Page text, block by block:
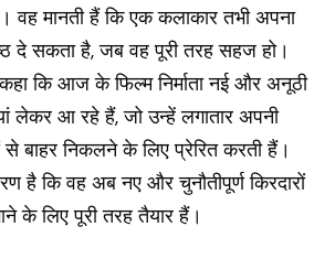
वह मानती हैं कि एक कलाकार तभी अपना
दे सकता है, जब वह पूरी तरह सहज हो।
कि आज के फिल्म निर्माता नई और अनूठी
लेकर आ रहे हैं, जो उन्हें लगातार अपनी
बाहर निकलने के लिए प्रेरित करती हैं।
है कि वह अब नए और चुनौतीपूर्ण किरदारों
के लिए पूरी तरह तैयार हैं।